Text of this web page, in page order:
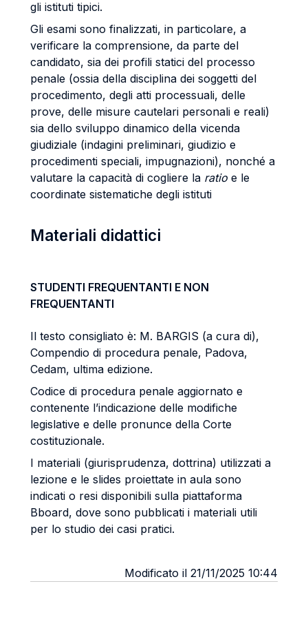
gli istituti tipici.
Gli esami sono finalizzati, in particolare, a
verificare la comprensione, da parte del
candidato, sia dei profili statici del processo
penale (ossia della disciplina dei soggetti del
procedimento, degli atti processuali, delle
prove, delle misure cautelari personali e reali)
sia dello sviluppo dinamico della vicenda
giudiziale (indagini preliminari, giudizio e
procedimenti speciali, impugnazioni), nonché a
valutare la capacità di cogliere la ratio e le
coordinate sistematiche degli istituti
Materiali didattici
STUDENTI FREQUENTANTI E NON
FREQUENTANTI
Il testo consigliato è: M. BARGIS (a cura di),
Compendio di procedura penale, Padova,
Cedam, ultima edizione.
Codice di procedura penale aggiornato e
contenente l’indicazione delle modifiche
legislative e delle pronunce della Corte
costituzionale.
I materiali (giurisprudenza, dottrina) utilizzati a
lezione e le slides proiettate in aula sono
indicati o resi disponibili sulla piattaforma
Bboard, dove sono pubblicati i materiali utili
per lo studio dei casi pratici.
Modificato il 21/11/2025 10:44